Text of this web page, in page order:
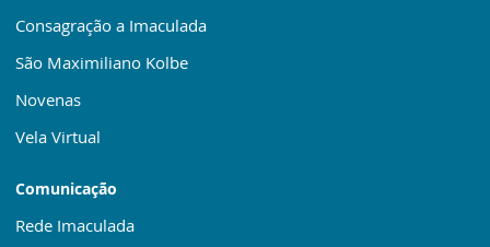
Consagração a Imaculada
São Maximiliano Kolbe
Novenas
Vela Virtual
Comunicação
Rede Imaculada